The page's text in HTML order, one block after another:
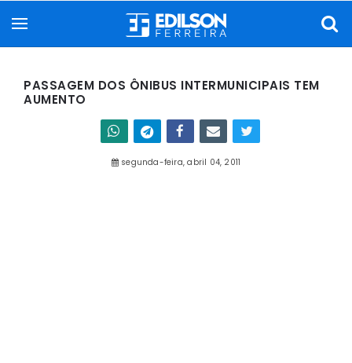
PASSAGEM DOS ÔNIBUS INTERMUNICIPAIS TEM
AUMENTO
segunda-feira, abril 04, 2011